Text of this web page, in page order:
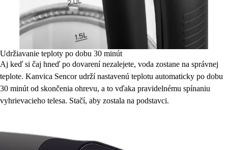
Udržiavanie teploty po dobu 30 minút
Aj keď si čaj hneď po dovarení nezalejete, voda zostane na správnej
teplote. Kanvica Sencor udrží nastavenú teplotu automaticky po dobu
30 minút od skončenia ohrevu, a to vďaka pravidelnému spínaniu
vyhrievacieho telesa. Stačí, aby zostala na podstavci.